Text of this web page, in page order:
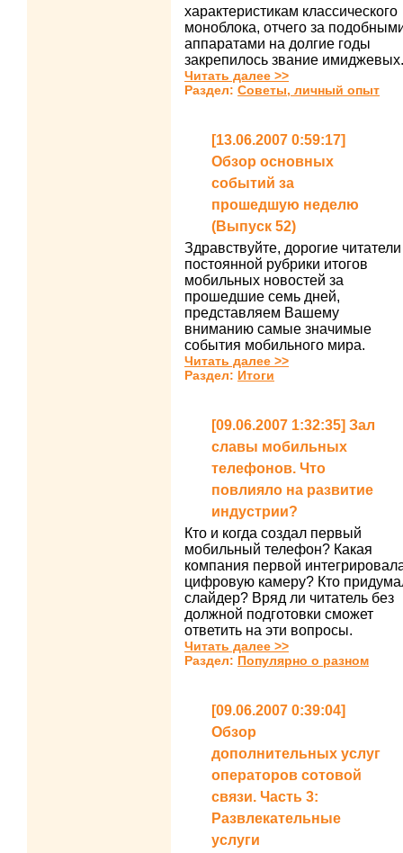
характеристикам классического
моноблока, отчего за
аппаратами на долгие годы
закрепилось звание имиджевых.
Читать далее >>
Раздел: Советы, личный опыт
[13.06.2007 0:59:17]
Обзор основных
событий за
прошедшую неделю
(Выпуск 52)
Здравствуйте, дорогие читатели
постоянной рубрики итогов
мобильных новостей за
прошедшие семь дней,
представляем Вашему
вниманию самые значимые
события мобильного мира.
Читать далее >>
Раздел: Итоги
[09.06.2007 1:32:35] Зал
славы мобильных
телефонов. Что
повлияло на развитие
индустрии?
Кто и когда создал первый
мобильный телефон? Какая
компания первой
цифровую камеру? Кто
слайдер? Вряд ли читатель без
должной подготовки сможет
ответить на эти вопросы.
Читать далее >>
Раздел: Популярно о разном
[09.06.2007 0:39:04]
Обзор
дополнительных услуг
операторов сотовой
связи. Часть 3:
Развлекательные
услуги